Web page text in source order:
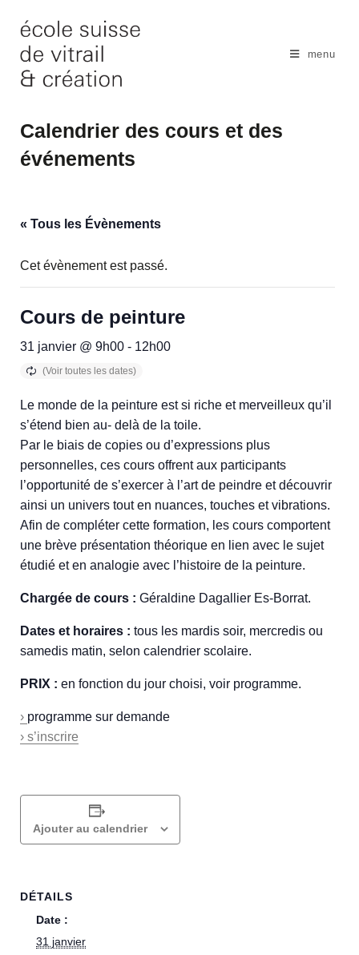
content
menu
Calendrier des cours et des
événements
« Tous les Évènements
Cet évènement est passé.
Cours de peinture
31 janvier @ 9h00 - 12h00
Le monde de la peinture est si riche et merveilleux qu’il
s’étend bien au- delà de la toile.
Par le biais de copies ou d’expressions plus
personnelles, ces cours offrent aux participants
l’opportunité de s’exercer à l’art de peindre et découvrir
ainsi un univers tout en nuances, touches et vibrations.
Afin de compléter cette formation, les cours comportent
une brève présentation théorique en lien avec le sujet
étudié et en analogie avec l’histoire de la peinture.
Chargée de cours : Géraldine Dagallier Es-Borrat.
Dates et horaires : tous les mardis soir, mercredis ou
samedis matin, selon calendrier scolaire.
PRIX : en fonction du jour choisi, voir programme.
› programme sur demande
› s’inscrire
Ajouter au calendrier
DÉTAILS
Date :
31 janvier